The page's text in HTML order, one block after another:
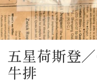
五星荷斯登
牛排